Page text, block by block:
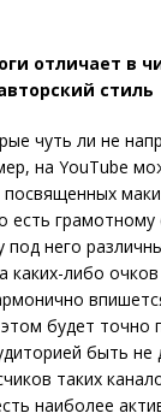
отличает в
стиль
чуть ли не
на YouTube
есть
под него
каких-либо
будет точно
быть не
таких
наиболее